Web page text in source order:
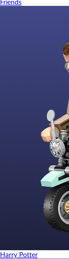
Friends
Harry Potter